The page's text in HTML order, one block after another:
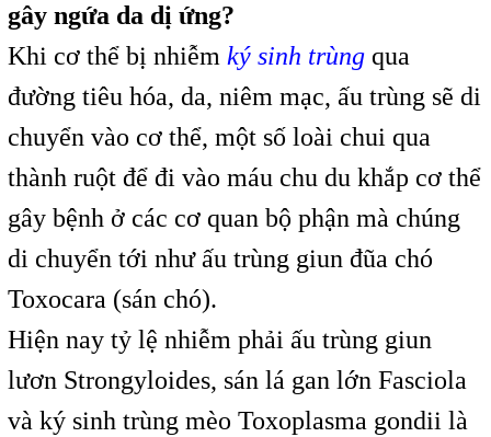
gây ngứa da dị ứng?
Khi cơ thể bị nhiễm ký sinh trùngqua
đường tiêu hóa, da, niêm mạc, ấu trùng sẽ di
chuyển vào cơ thể, một số loài chui qua
thành ruột để đi vào máu chu du khắp cơ thể
gây bệnh ở các cơ quan bộ phận mà chúng
di chuyển tới như ấu trùng giun đũa chó
Toxocara (sán chó).
Hiện nay tỷ lệ nhiễm phải ấu trùng giun
lươn Strongyloides, sán lá gan lớn Fasciola
và ký sinh trùng mèo Toxoplasma gondii là